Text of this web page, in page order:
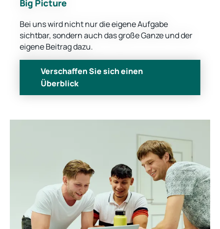
Big Picture
Bei uns wird nicht nur die eigene Aufgabe
sichtbar, sondern auch das große Ganze und der
eigene Beitrag dazu.
Verschaffen Sie sich einen
Überblick